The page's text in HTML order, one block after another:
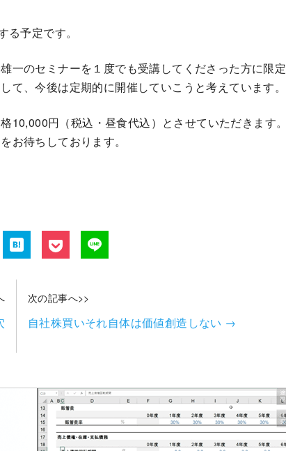
る予定です。
一のセミナーを１度でも受講してくださった方に限定
、今後は定期的に開催していこうと考えています。
円（税込・昼食代込）とさせていただきます。
お待ちしております。
次の記事へ>>
自社株買いそれ自体は価値創造しない →